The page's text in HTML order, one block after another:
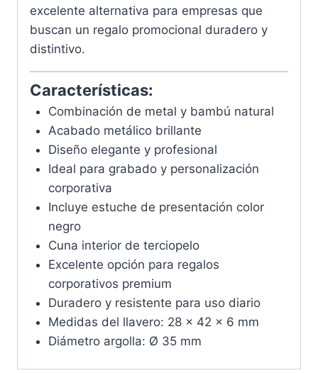
excelente alternativa para empresas que
buscan un regalo promocional duradero y
distintivo.
Características:
Combinación de metal y bambú natural
Acabado metálico brillante
Diseño elegante y profesional
Ideal para grabado y personalización
corporativa
Incluye estuche de presentación color
negro
Cuna interior de terciopelo
Excelente opción para regalos
corporativos premium
Duradero y resistente para uso diario
Medidas del llavero: 28 x 42 x 6 mm
Diámetro argolla: Ø 35 mm